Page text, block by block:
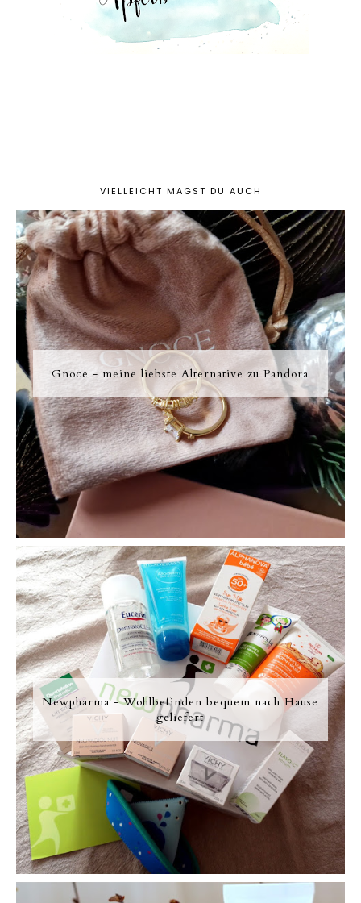
VIELLEICHT MAGST DU AUCH
Gnoce - meine liebste Alternative zu Pandora
Newpharma - Wohlbefinden bequem nach Hause
geliefert